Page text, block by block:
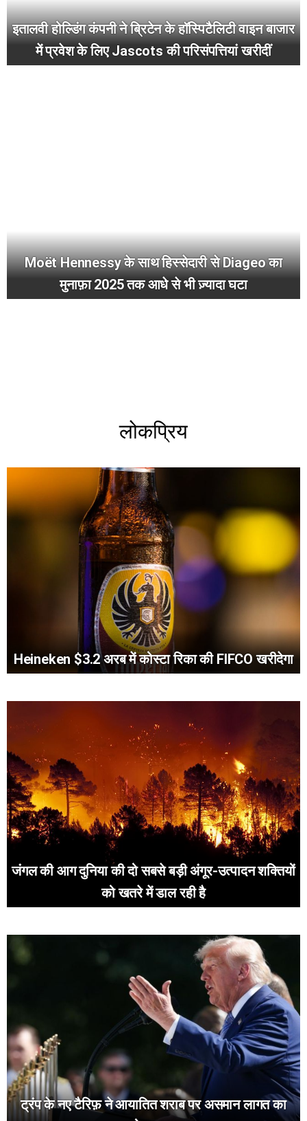
इतालवी होल्डिंग कंपनी ने ब्रिटेन के हॉस्पिटैलिटी वाइन बाजार
में प्रवेश के लिए Jascots की परिसंपत्तियां खरीदीं
Moët Hennessy के साथ हिस्सेदारी से Diageo का
मुनाफ़ा 2025 तक आधे से भी ज़्यादा घटा
लोकप्रिय
Heineken $3.2 अरब में कोस्टा रिका की FIFCO खरीदेगा
जंगल की आग दुनिया की दो सबसे बड़ी अंगूर-उत्पादन शक्तियों
को खतरे में डाल रही है
ट्रंप के नए टैरिफ़ ने आयातित शराब पर असमान लागत का